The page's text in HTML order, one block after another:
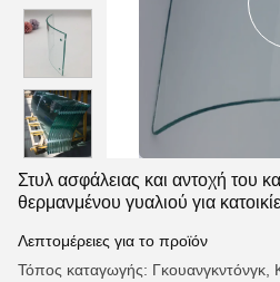
Στυλ ασφάλειας και αντοχή του
θερμανμένου γυαλιού για
Λεπτομέρειες για το προϊόν
Τόπος καταγωγής: Γκουανγκντόνγκ,